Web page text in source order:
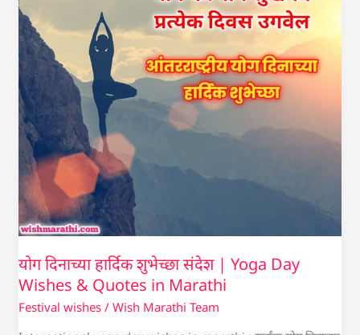
योग दिनाच्या हार्दिक शुभेच्छा संदेश | Yoga Day
Wishes & Quotes in Marathi
Festival wishes /Wish Marathi Team
|
Yoga
Day
Wishes
&
Quotes
in
Marathi